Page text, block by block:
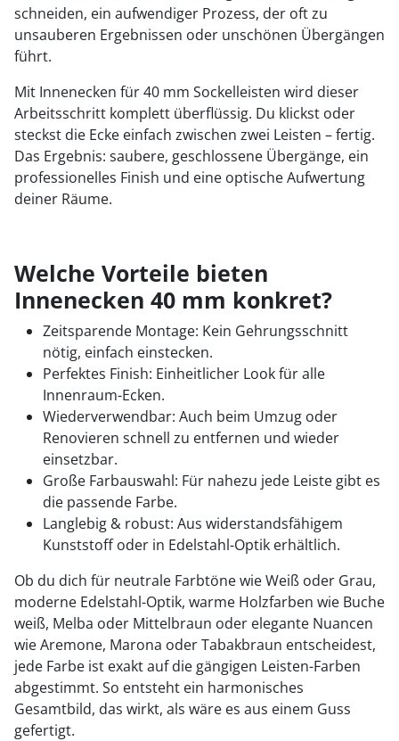
schneiden, ein aufwendiger Prozess, der oft zu
unsauberen Ergebnissen oder unschönen Übergängen
führt.
Mit Innenecken für 40 mm Sockelleisten wird dieser
Arbeitsschritt komplett überflüssig. Du klickst oder
steckst die Ecke einfach zwischen zwei Leisten – fertig.
Das Ergebnis: saubere, geschlossene Übergänge, ein
professionelles Finish und eine optische Aufwertung
deiner Räume.
Welche Vorteile bieten
Innenecken 40 mm konkret?
Zeitsparende Montage: Kein Gehrungsschnitt
nötig, einfach einstecken.
Perfektes Finish: Einheitlicher Look für alle
Innenraum-Ecken.
Wiederverwendbar: Auch beim Umzug oder
Renovieren schnell zu entfernen und wieder
einsetzbar.
Große Farbauswahl: Für nahezu jede Leiste gibt es
die passende Farbe.
Langlebig & robust: Aus widerstandsfähigem
Kunststoff oder in Edelstahl-Optik erhältlich.
Ob du dich für neutrale Farbtöne wie Weiß oder Grau,
moderne Edelstahl-Optik, warme Holzfarben wie Buche
weiß, Melba oder Mittelbraun oder elegante Nuancen
wie Aremone, Marona oder Tabakbraun entscheidest,
jede Farbe ist exakt auf die gängigen Leisten-Farben
abgestimmt. So entsteht ein harmonisches
Gesamtbild, das wirkt, als wäre es aus einem Guss
gefertigt.